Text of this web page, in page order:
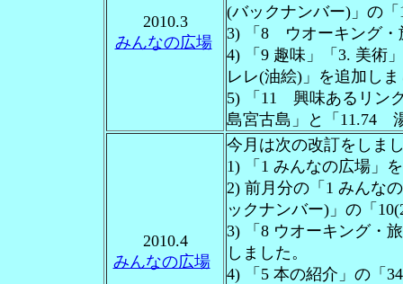
2010.3
みんなの広場
(バックナンバー)」の
3) 「8 ウオーキング・
4) 「9 趣味」「3. 美術
レレ(油絵)」を追加し
5) 「11 興味あるリン
島宮古島」と「11.74
2010.4
みんなの広場
今月は次の改訂をしま
1) 「1 みんなの広場」
2) 前月分の「1 みんな
ックナンバー)」の「
3) 「8 ウオーキング・
しました。
4) 「5 本の紹介」の